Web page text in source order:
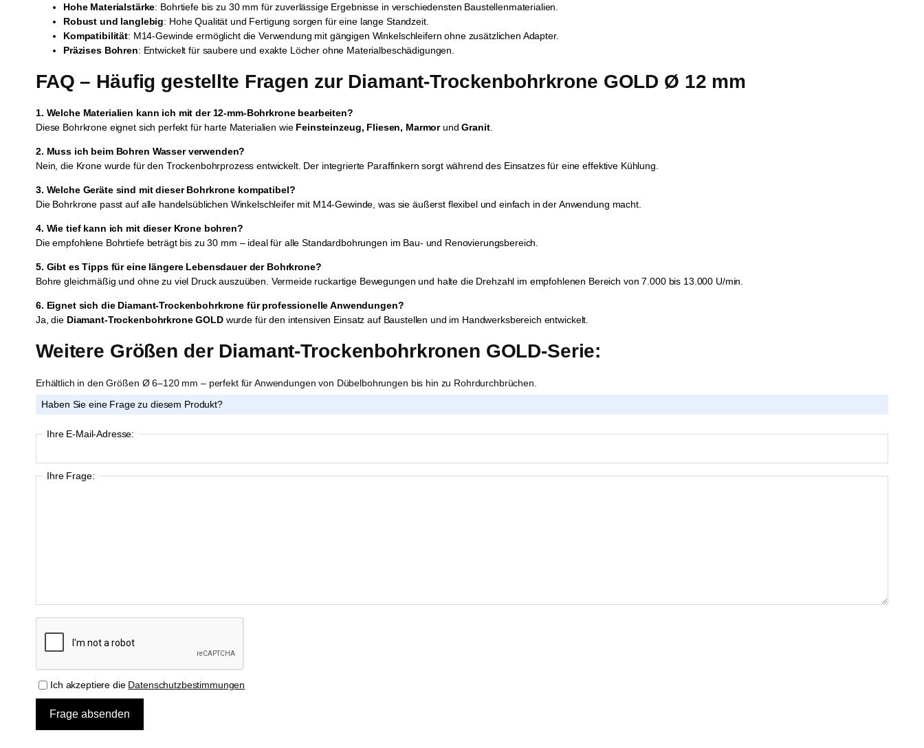
Hohe Materialstärke: Bohrtiefe bis zu 30 mm für zuverlässige Ergebnisse in verschiedensten Baustellenmaterialien.
Robust und langlebig: Hohe Qualität und Fertigung sorgen für eine lange Standzeit.
Kompatibilität: M14-Gewinde ermöglicht die Verwendung mit gängigen Winkelschleifern ohne zusätzlichen Adapter.
Präzises Bohren: Entwickelt für saubere und exakte Löcher ohne Materialbeschädigungen.
FAQ – Häufig gestellte Fragen zur Diamant-Trockenbohrkrone GOLD Ø 12 mm
1. Welche Materialien kann ich mit der 12-mm-Bohrkrone bearbeiten?
Diese Bohrkrone eignet sich perfekt für harte Materialien wie Feinsteinzeug, Fliesen, MarmorundGranit.
2. Muss ich beim Bohren Wasser verwenden?
Nein, die Krone wurde für den Trockenbohrprozess entwickelt. Der integrierte Paraffinkern sorgt während des Einsatzes für eine effektive Kühlung.
3. Welche Geräte sind mit dieser Bohrkrone kompatibel?
Die Bohrkrone passt auf alle handelsüblichen Winkelschleifer mit M14-Gewinde, was sie äußerst flexibel und einfach in der Anwendung macht.
4. Wie tief kann ich mit dieser Krone bohren?
Die empfohlene Bohrtiefe beträgt bis zu 30 mm – ideal für alle Standardbohrungen im Bau- und Renovierungsbereich.
5. Gibt es Tipps für eine längere Lebensdauer der Bohrkrone?
Bohre gleichmäßig und ohne zu viel Druck auszuüben. Vermeide ruckartige Bewegungen und halte die Drehzahl im empfohlenen Bereich von 7.000 bis 13.000 U/min.
6. Eignet sich die Diamant-Trockenbohrkrone für professionelle Anwendungen?
Ja, die Diamant-Trockenbohrkrone GOLDwurde für den intensiven Einsatz auf Baustellen und im Handwerksbereich entwickelt.
Weitere Größen der Diamant-Trockenbohrkronen GOLD-Serie:
Erhältlich in den Größen Ø 6–120 mm – perfekt für Anwendungen von Dübelbohrungen bis hin zu Rohrdurchbrüchen.
Haben Sie eine Frage zu diesem Produkt?
Ihre E-Mail-Adresse:
Ihre Frage:
Ich akzeptiere die Datenschutzbestimmungen